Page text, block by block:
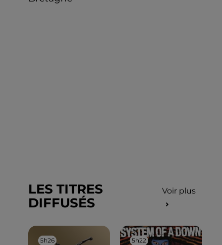
LES TITRES
DIFFUSÉS
Voir plus
5h26
5h26 5h22
5h22